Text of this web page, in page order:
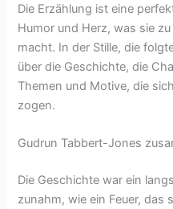
Die Erzählung ist eine
Humor und Herz, was sie
macht. In der Stille, die
über die Geschichte, die
Themen und Motive, die
zogen.
Gudrun Tabbert-Jones
Die Geschichte war ein
zunahm, wie ein Feuer, das